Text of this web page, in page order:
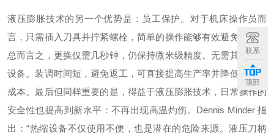
液压膨胀技术的另一个优势是：员工保护。对于机床操作员而
言，只需插入刀具并拧紧螺栓，简单的操作能够有效避免失误。
总而言之，更换仅需几秒钟，仍保持微米级精度。无需其他外围
设备。装调时间短，避免返工，可直接提高生产率并降低劳动力
成本。最后但同样重要的是，得益于液压膨胀技术，日常操作的
安全性也提高到新水平：不再出现高温灼伤。Dennis Minder 指
出：“热缩设备不仅使用不便，也是潜在的危险来源。液压刀柄
联系
顶部